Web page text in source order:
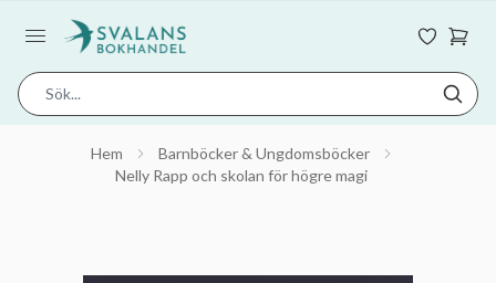
Hem
Barnböcker & Ungdomsböcker
Nelly Rapp och skolan för högre magi